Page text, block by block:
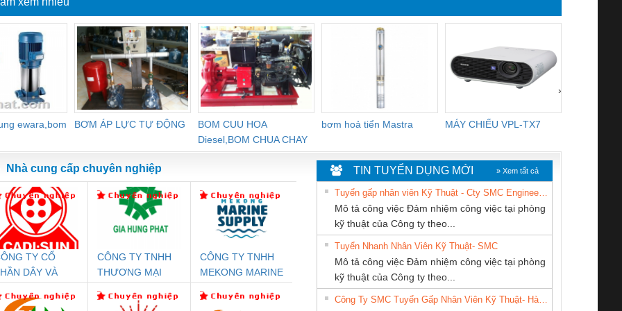
ewara,bom
BƠM ÁP LỰC TỰ ĐỘNG
BOM CUU HOA
Diesel,BOM CHUA CHAY
bơm hoả tiển Mastra MÁY CHIẾU VPL-TX7
›
An Toàn
Contact
1NO-
24DC-SP -
Rơ Le An Toàn
Phoenix Contact
PSR-SCP-
24UC/ESL4/3X1/1X2/B
Bộ Lặp Tín Hiệu
PROFIBUS Phoenix
Contact PSI-REP-
Rơ Le An Toàn
Phoenix Contact
2986960 – PSR-
SCP-
Bộ giám sát chuỗi
tấm pin
TRANSCLINIC 16I+
1K5 L (2433950000)
Bộ giám sát dòng
TRANSCLINIC 16I+
(2008130000)
Nhà cung cấp chuyên nghiệp
TY CỔ
DÂY VÀ
ĐÌNH
CÔNG TY TNHH
THƯƠNG MẠI
THUẬT ĐIỆN CƠ
CÔNG TY TNHH
MEKONG MARINE
CÔNG TY TNHH
THIẾT BỊ CÔNG
NGHIỆP NIHON
SETSUBI VIỆT
Cty TNHH TM QC
Ba Miền
CÔNG TY TNHH
THIÊN ÂN VIỆT
NAM
TIN TUYỂN DỤNG MỚI » Xem tất cả
Mô tả công việc Đảm nhiệm công việc tại phòng
kỹ thuật của Công ty theo...
Tuyển Nhanh Nhân Viên Kỹ Thuật- SMC
Mô tả công việc Đảm nhiệm công việc tại phòng
kỹ thuật của Công ty theo...